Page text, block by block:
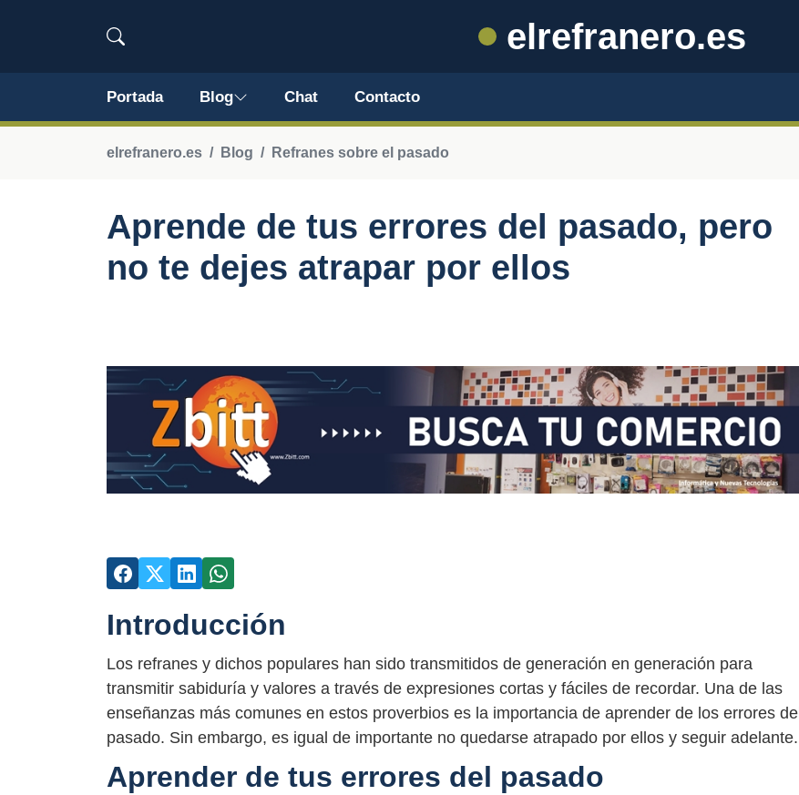
elrefranero.es
Portada Blog Chat Contacto
elrefranero.es Blog Refranes sobre el pasado
Aprende de tus errores del pasado, pero
no te dejes atrapar por ellos
Introducción
Los refranes y dichos populares han sido transmitidos de generación en generación para
transmitir sabiduría y valores a través de expresiones cortas y fáciles de recordar. Una de las
enseñanzas más comunes en estos proverbios es la importancia de aprender de los errores del
pasado. Sin embargo, es igual de importante no quedarse atrapado por ellos y seguir adelante.
Aprender de tus errores del pasado